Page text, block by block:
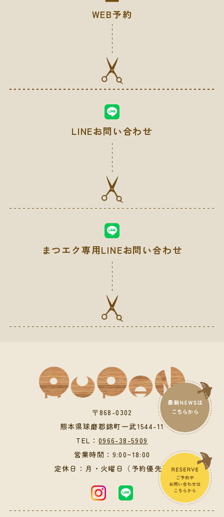
WEB予約
LINEお問い合わせ
まつエク専用LINEお問い合わせ
〒868-0302
熊本県球磨郡錦町一武1544-11
TEL： 0966-38-5909
営業時間：9:00~18:00
定休日：月・火曜日（予約優先）